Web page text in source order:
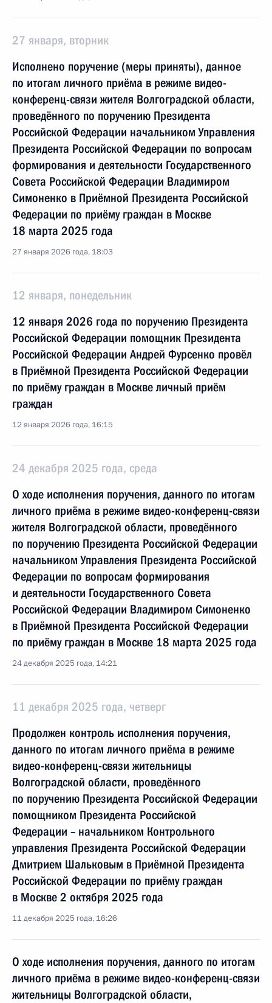
27 января, вторник
Исполнено поручение (меры приняты), данное
по итогам личного приёма в режиме видео-
конференц-связи жителя Волгоградской области,
проведённого по поручению Президента
Российской Федерации начальником Управления
Президента Российской Федерации по вопросам
формирования и деятельности Государственного
Совета Российской Федерации Владимиром
Симоненко в Приёмной Президента Российской
Федерации по приёму граждан в Москве
18 марта 2025 года
27 января 2026 года, 18:03
12 января, понедельник
12 января 2026 года по поручению Президента
Российской Федерации помощник Президента
Российской Федерации Андрей Фурсенко провёл
в Приёмной Президента Российской Федерации
по приёму граждан в Москве личный приём
граждан
12 января 2026 года, 16:15
24 декабря 2025 года, среда
О ходе исполнения поручения, данного по итогам
личного приёма в режиме видео-конференц-связи
жителя Волгоградской области, проведённого
по поручению Президента Российской Федерации
начальником Управления Президента Российской
Федерации по вопросам формирования
и деятельности Государственного Совета
Российской Федерации Владимиром Симоненко
в Приёмной Президента Российской Федерации
по приёму граждан в Москве 18 марта 2025 года
24 декабря 2025 года, 14:21
11 декабря 2025 года, четверг
Продолжен контроль исполнения поручения,
данного по итогам личного приёма в режиме
видео-конференц-связи жительницы
Волгоградской области, проведённого
по поручению Президента Российской Федерации
помощником Президента Российской
Федерации – начальником Контрольного
управления Президента Российской Федерации
Дмитрием Шальковым в Приёмной Президента
Российской Федерации по приёму граждан
в Москве 2 октября 2025 года
11 декабря 2025 года, 16:26
О ходе исполнения поручения, данного по итогам
личного приёма в режиме видео-конференц-связи
жительницы Волгоградской области,